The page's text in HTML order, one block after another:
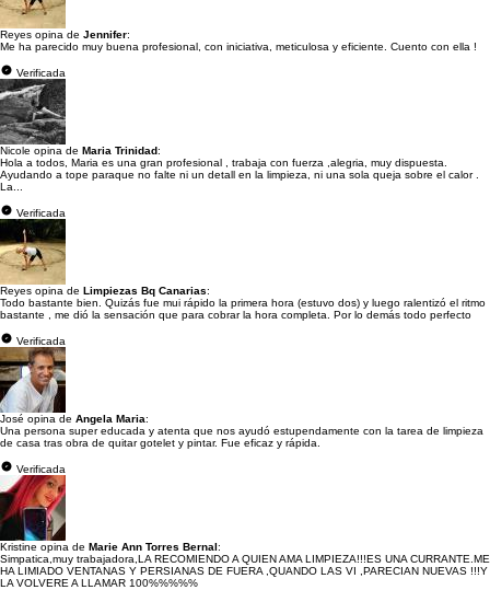
Reyes opina de Jennifer:
Me ha parecido muy buena profesional, con iniciativa, meticulosa y eficiente. Cuento con ella !
Verificada
Nicole opina de Maria Trinidad:
Hola a todos, Maria es una gran profesional , trabaja con fuerza ,alegria, muy dispuesta.
Ayudando a tope paraque no falte ni un detall en la limpieza, ni una sola queja sobre el calor .
La...
Verificada
Reyes opina de Limpiezas Bq Canarias:
Todo bastante bien. Quizás fue mui rápido la primera hora (estuvo dos) y luego ralentizó el ritmo
bastante , me dió la sensación que para cobrar la hora completa. Por lo demás todo perfecto
Verificada
José opina de Angela Maria:
Una persona super educada y atenta que nos ayudó estupendamente con la tarea de limpieza
de casa tras obra de quitar gotelet y pintar. Fue eficaz y rápida.
Verificada
Kristine opina de Marie Ann Torres Bernal:
Simpatica,muy trabajadora,LA RECOMIENDO A QUIEN AMA LIMPIEZA!!!ES UNA CURRANTE.ME
HA LIMIADO VENTANAS Y PERSIANAS DE FUERA ,QUANDO LAS VI ,PARECIAN NUEVAS !!!Y
LA VOLVERE A LLAMAR 100%%%%%